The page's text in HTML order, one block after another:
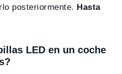
posteriormente. Hasta
LED en un coche